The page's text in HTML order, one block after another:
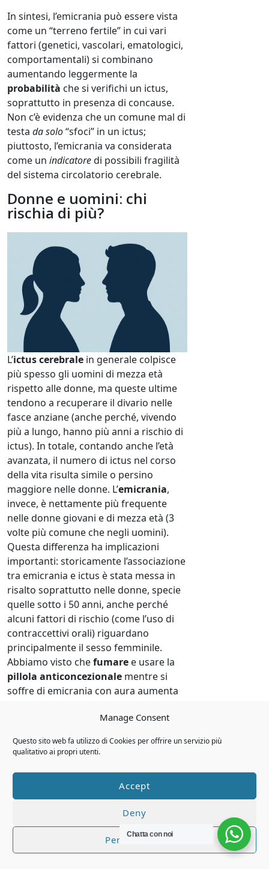
Manage Consent
Questo sito web fa utilizzo di Cookies per offrire un servizio più
qualitativo ai propri utenti.
Accept
Deny
Personalizza
In sintesi, l’emicrania può essere vista
come un “terreno fertile” in cui vari
fattori (genetici, vascolari, ematologici,
comportamentali) si combinano
aumentando leggermente la
probabilità che si verifichi un ictus,
soprattutto in presenza di concause.
Non c’è evidenza che un comune mal di
testa da solo“sfoci” in un ictus;
piuttosto, l’emicrania va considerata
come un indicatoredi possibili fragilità
del sistema circolatorio cerebrale.
Donne e uomini: chi
rischia di più?
L’ictus cerebrale in generale colpisce
più spesso gli uomini di mezza età
rispetto alle donne, ma queste ultime
tendono a recuperare il divario nelle
fasce anziane (anche perché, vivendo
più a lungo, hanno più anni a rischio di
ictus). In totale, contando anche l’età
avanzata, il numero di ictus nel corso
della vita risulta simile o persino
maggiore nelle donne. L’emicrania,
invece, è nettamente più frequente
nelle donne giovani e di mezza età (3
volte più comune che negli uomini).
Questa differenza ha implicazioni
importanti: storicamente l’associazione
tra emicrania e ictus è stata messa in
risalto soprattutto nelle donne, specie
quelle sotto i 50 anni, anche perché
alcuni fattori di rischio (come l’uso di
contraccettivi orali) riguardano
principalmente il sesso femminile.
Abbiamo visto chefumare e usare la
pillola anticoncezionale mentre si
soffre di emicrania con aura aumenta
nelle donne. Inoltre,
postpartum – esclusivi del genere
periodi di rischio sia per emicranie più
forti sia per complicanze vascolari (ad
caratterizzata da ipertensione e mal di
testa, che può sfociare in convulsioni o
ictus).
Chatta con noi